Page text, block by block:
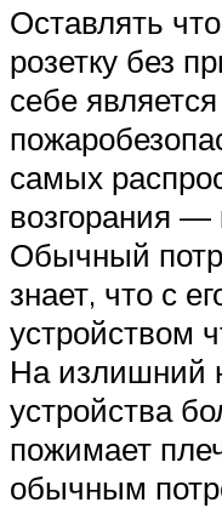
Оставлять
розетку без
себе
самых
возгорания —
Обычный
знает, что с
устройством
На излишний
устройства
пожимает
обычным